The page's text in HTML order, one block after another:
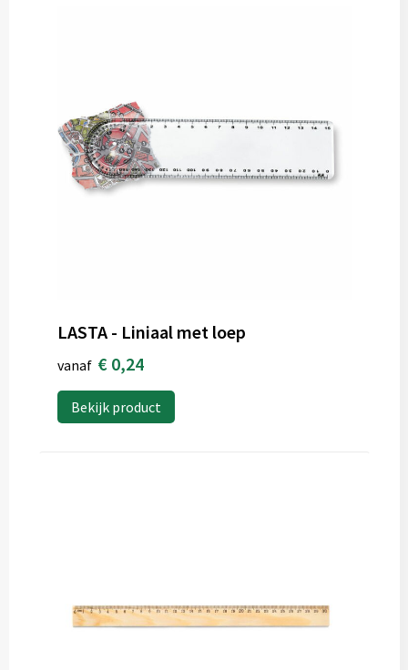
LASTA - Liniaal met loep
vanaf € 0,24
Bekijk product